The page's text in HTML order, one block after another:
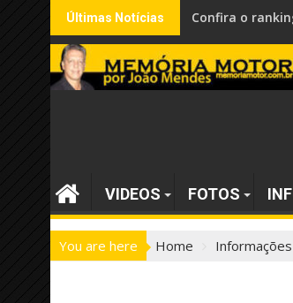
Skip
to
content
Últimas Notícias Confira o
VIDEOS FOTOS
You are here Home Informações